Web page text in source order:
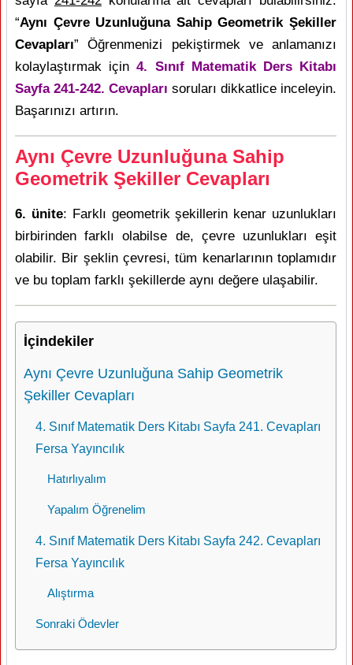
“Aynı Çevre Uzunluğuna Sahip Geometrik Şekiller
Cevapları” Öğrenmenizi pekiştirmek ve anlamanızı
kolaylaştırmak için4. Sınıf Matematik Ders Kitabı
Sayfa 241-242. Cevapları soruları dikkatlice inceleyin.
Başarınızı artırın.
Aynı Çevre Uzunluğuna Sahip
Geometrik Şekiller Cevapları
6. ünite: Farklı geometrik şekillerin kenar uzunlukları
birbirinden farklı olabilse de, çevre uzunlukları eşit
olabilir. Bir şeklin çevresi, tüm kenarlarının toplamıdır
ve bu toplam farklı şekillerde aynı değere ulaşabilir.
İçindekiler
Aynı Çevre Uzunluğuna Sahip Geometrik
Şekiller Cevapları
4. Sınıf Matematik Ders Kitabı Sayfa 241. Cevapları
Fersa Yayıncılık
Hatırlıyalım
Yapalım Öğrenelim
4. Sınıf Matematik Ders Kitabı Sayfa 242. Cevapları
Fersa Yayıncılık
Alıştırma
Sonraki Ödevler